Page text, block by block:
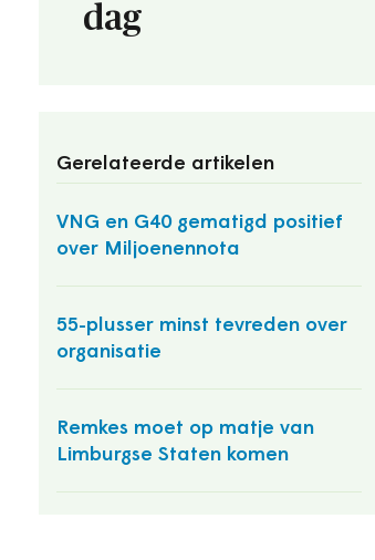
dag
Gerelateerde artikelen
VNG en G40 gematigd positief
over Miljoenennota
55-plusser minst tevreden over
organisatie
Remkes moet op matje van
Limburgse Staten komen